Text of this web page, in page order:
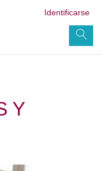
Identificarse
Y